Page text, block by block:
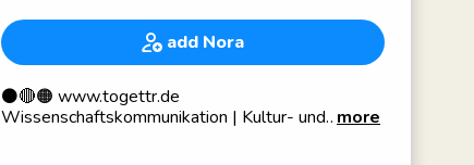
add Nora
⚫️🔴🟠 www.togettr.de
Wissenschaftskommunikation | Kultur- und more